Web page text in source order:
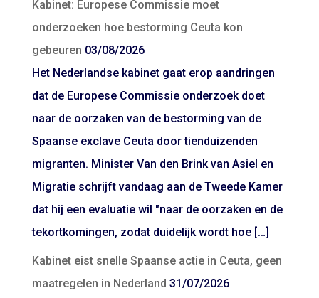
Kabinet: Europese Commissie moet
onderzoeken hoe bestorming Ceuta kon
gebeuren 03/08/2026
Het Nederlandse kabinet gaat erop aandringen
dat de Europese Commissie onderzoek doet
naar de oorzaken van de bestorming van de
Spaanse exclave Ceuta door tienduizenden
migranten. Minister Van den Brink van Asiel en
Migratie schrijft vandaag aan de Tweede Kamer
dat hij een evaluatie wil "naar de oorzaken en de
tekortkomingen, zodat duidelijk wordt hoe […]
Kabinet eist snelle Spaanse actie in Ceuta, geen
maatregelen in Nederland 31/07/2026